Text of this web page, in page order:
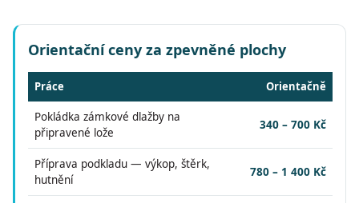
Orientační ceny za zpevněné plochy
Práce Orientačně
Pokládka zámkové dlažby na
připravené lože
340 – 700 Kč
Příprava podkladu — výkop, štěrk,
hutnění
780 – 1 400 Kč